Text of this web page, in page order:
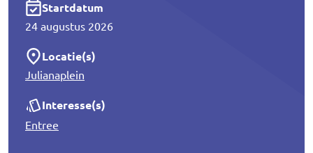
Startdatum
24 augustus 2026
Locatie(s)
Julianaplein
Interesse(s)
Entree